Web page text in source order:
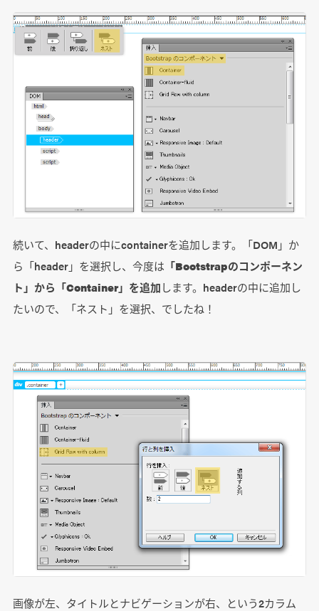
続いて、headerの中にcontainerを追加します。「DOM」か
ら「header」を選択し、今度は 「Bootstrapのコンポーネン
ト」から「Container」を追加します。headerの中に追加し
たいので、「ネスト」を選択、でしたね！
画像が左、タイトルとナビゲーションが右、という2カラム